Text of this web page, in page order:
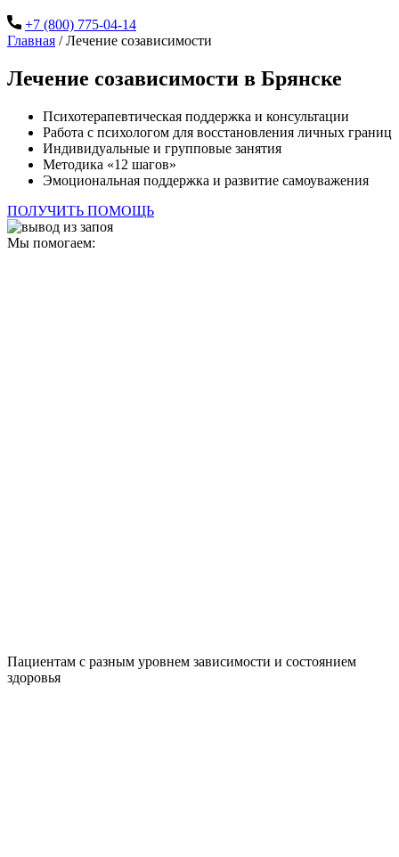
+7 (800) 775-04-14
Главная /Лечение созависимости
Лечение созависимости в Брянске
Психотерапевтическая поддержка и консультации
Работа с психологом для восстановления личных границ
Индивидуальные и групповые занятия
Методика «12 шагов»
Эмоциональная поддержка и развитие самоуважения
ПОЛУЧИТЬ ПОМОЩЬ
Мы помогаем:
Пациентам с разным уровнем зависимости и состоянием
здоровья